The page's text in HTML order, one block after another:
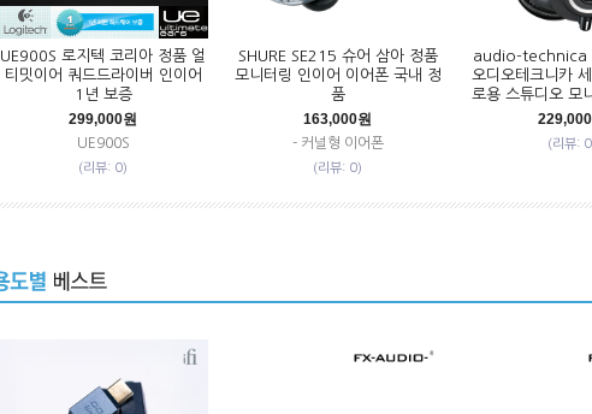
UE900S 로지텍 코리아 정품 얼
티밋이어 쿼드드라이버 인이어
1년 보증
299,000원
UE900S
(리뷰: 0)
SHURE SE215 슈어 삼아 정품
모니터링 인이어 이어폰 국내 정
품
163,000원
- 커널형 이어폰
(리뷰: 0)
audio-technica
오디오테크니카
로용 스튜디오 모
(리뷰: